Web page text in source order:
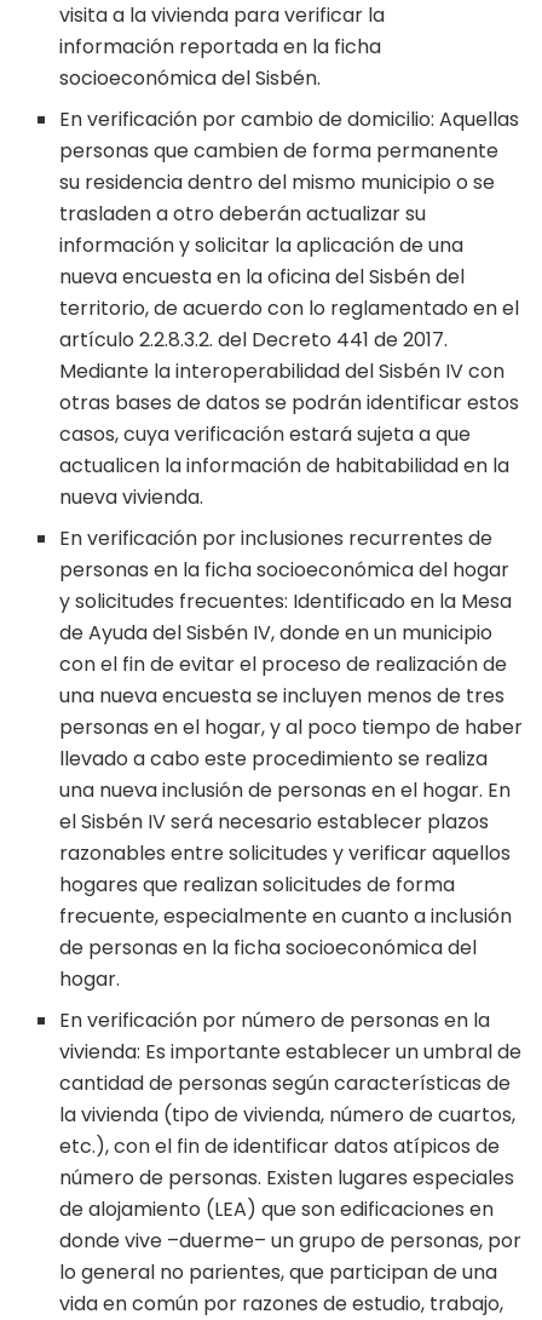
visita a la vivienda para verificar la
información reportada en la ficha
socioeconómica del Sisbén.
En verificación por cambio de domicilio: Aquellas
personas que cambien de forma permanente
su residencia dentro del mismo municipio o se
trasladen a otro deberán actualizar su
información y solicitar la aplicación de una
nueva encuesta en la oficina del Sisbén del
territorio, de acuerdo con lo reglamentado en el
artículo 2.2.8.3.2. del Decreto 441 de 2017.
Mediante la interoperabilidad del Sisbén IV con
otras bases de datos se podrán identificar estos
casos, cuya verificación estará sujeta a que
actualicen la información de habitabilidad en la
nueva vivienda.
En verificación por inclusiones recurrentes de
personas en la ficha socioeconómica del hogar
y solicitudes frecuentes: Identificado en la Mesa
de Ayuda del Sisbén IV, donde en un municipio
con el fin de evitar el proceso de realización de
una nueva encuesta se incluyen menos de tres
personas en el hogar, y al poco tiempo de haber
llevado a cabo este procedimiento se realiza
una nueva inclusión de personas en el hogar. En
el Sisbén IV será necesario establecer plazos
razonables entre solicitudes y verificar aquellos
hogares que realizan solicitudes de forma
frecuente, especialmente en cuanto a inclusión
de personas en la ficha socioeconómica del
hogar.
En verificación por número de personas en la
vivienda: Es importante establecer un umbral de
cantidad de personas según características de
la vivienda (tipo de vivienda, número de cuartos,
etc.), con el fin de identificar datos atípicos de
número de personas. Existen lugares especiales
de alojamiento (LEA) que son edificaciones en
donde vive –duerme– un grupo de personas, por
lo general no parientes, que participan de una
vida en común por razones de estudio, trabajo,